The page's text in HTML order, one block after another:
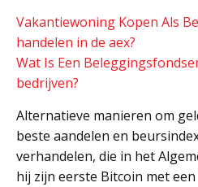
Vakantiewoning Kopen Als
handelen in de aex?
Wat Is Een
bedrijven?
Alternatieve manieren om
beste aandelen en
verhandelen, die in het
hij zijn eerste Bitcoin met